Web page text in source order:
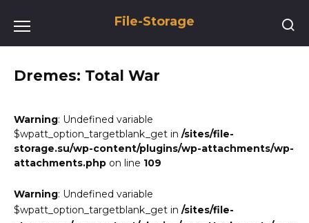
содержанию
File-Storage
Dremes: Total War
Warning: Undefined variable
$wpatt_option_targetblank_get in /sites/file-
storage.su/wp-content/plugins/wp-attachments/wp-
attachments.php on line 109
Warning: Undefined variable
$wpatt_option_targetblank_get in /sites/file-